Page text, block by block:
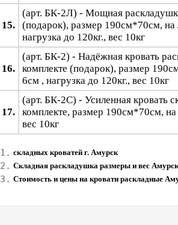
15.
(арт. БК-2Л) - Мощная
(подарок), размер 190см*70см, на
нагрузка до 120кг., вес 10кг
16.
(арт. БК-2) - Надёжная кровать
комплекте (подарок), размер
6см , нагрузка до 120кг., вес 10кг
17.
(арт. БК-2С) - Усиленная кровать
комплекте, размер 190см*70см, на
вес 10кг
1. складных кроватей г. Амурск
2. Складная раскладушка размеры и вес
3. Стоимость и цены на кровати раскладные